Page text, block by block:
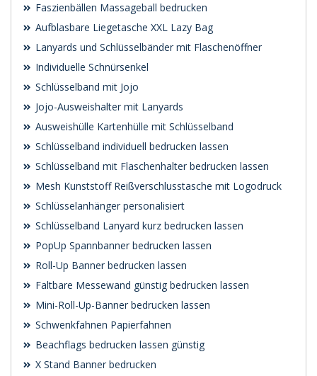
Faszienbällen Massageball bedrucken
Aufblasbare Liegetasche XXL Lazy Bag
Lanyards und Schlüsselbänder mit Flaschenöffner
Individuelle Schnürsenkel
Schlüsselband mit Jojo
Jojo-Ausweishalter mit Lanyards
Ausweishülle Kartenhülle mit Schlüsselband
Schlüsselband individuell bedrucken lassen
Schlüsselband mit Flaschenhalter bedrucken lassen
Mesh Kunststoff Reißverschlusstasche mit Logodruck
Schlüsselanhänger personalisiert
Schlüsselband Lanyard kurz bedrucken lassen
PopUp Spannbanner bedrucken lassen
Roll-Up Banner bedrucken lassen
Faltbare Messewand günstig bedrucken lassen
Mini-Roll-Up-Banner bedrucken lassen
Schwenk­fahnen Papierfahnen
Beachflags bedrucken lassen günstig
X Stand Banner bedrucken